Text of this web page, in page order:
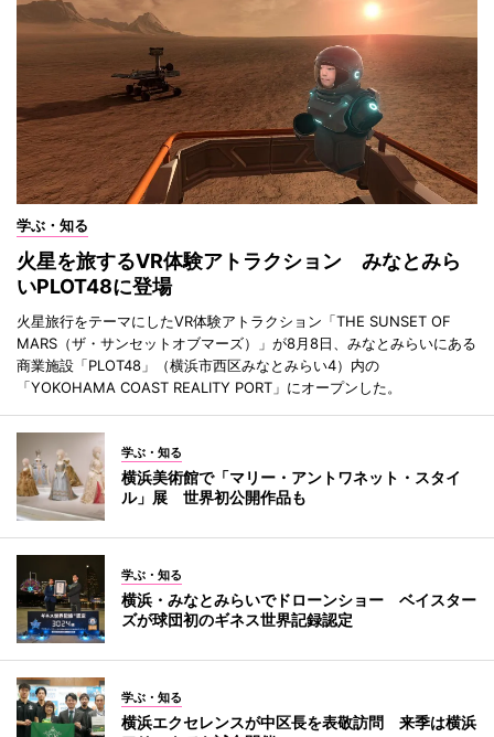
学ぶ・知る
火星を旅するVR体験アトラクション みなとみら
いPLOT48に登場
火星旅行をテーマにしたVR体験アトラクション「THE SUNSET OF
MARS（ザ・サンセットオブマーズ）」が8月8日、みなとみらいにある
商業施設「PLOT48」（横浜市西区みなとみらい4）内の
「YOKOHAMA COAST REALITY PORT」にオープンした。
学ぶ・知る
横浜美術館で「マリー・アントワネット・スタイ
ル」展 世界初公開作品も
学ぶ・知る
横浜・みなとみらいでドローンショー ベイスター
ズが球団初のギネス世界記録認定
学ぶ・知る
横浜エクセレンスが中区長を表敬訪問 来季は横浜